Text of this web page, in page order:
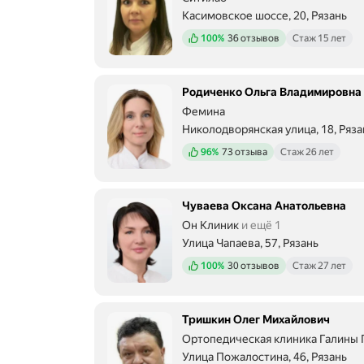
Касимовское шоссе, 20, Рязань
Положительных отзывов
100% 36 отзывов Стаж 15 лет
Родиченко Ольга Владимировна
Фемина
Николодворянская улица, 18,
Положительных отзывов
96% 73 отзыва Стаж 26 лет
Чуваева Оксана Анатольевна
Он Клиник и ещё 1
Улица Чапаева, 57, Рязань
Положительных отзывов
100% 30 отзывов Стаж 27 лет
Тришкин Олег Михайлович
Ортопедическая клиника Галины
Улица Пожалостина, 46, Рязань